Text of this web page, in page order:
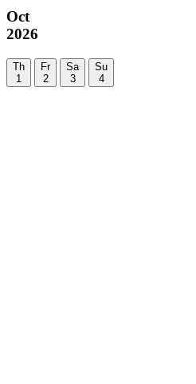
Oct
2026
Th
1
Fr
2
Sa
3
Su
4